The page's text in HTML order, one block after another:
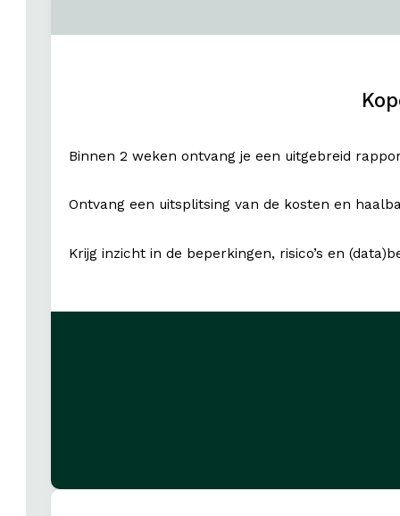
Binnen 2 weken ontvang je een uitgebreid
Ontvang een uitsplitsing van de kosten en
Krijg inzicht in de beperkingen, risico’s en